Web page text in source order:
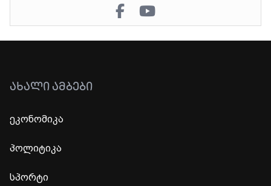
ᲐᲮᲐᲚᲘ ᲐᲛᲑᲔᲑᲘ
ეკონომიკა
პოლიტიკა
სპორტი